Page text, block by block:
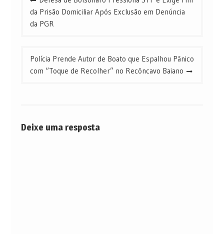
de
Post
da Prisão Domiciliar Após Exclusão em Denúncia
da PGR
Polícia Prende Autor de Boato que Espalhou Pânico
com “Toque de Recolher” no Recôncavo Baiano
Deixe uma resposta